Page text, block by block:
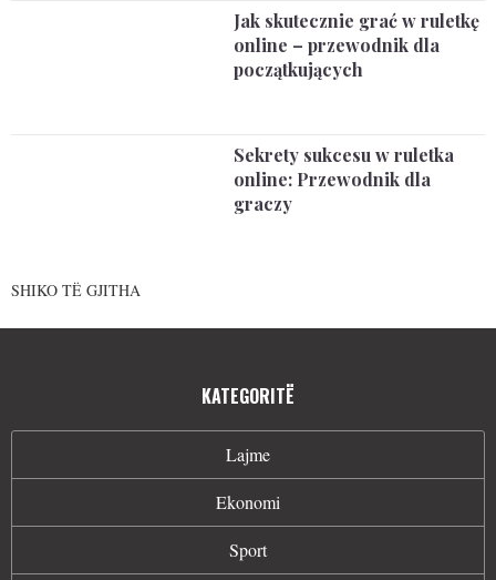
Jak skutecznie grać w ruletkę
online – przewodnik dla
początkujących
Sekrety sukcesu w ruletka
online: Przewodnik dla
graczy
SHIKO TË GJITHA
KATEGORITË
Lajme
Ekonomi
Sport